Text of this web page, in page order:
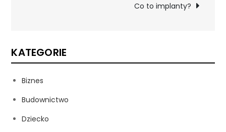
Co to implanty?
KATEGORIE
Biznes
Budownictwo
Dziecko